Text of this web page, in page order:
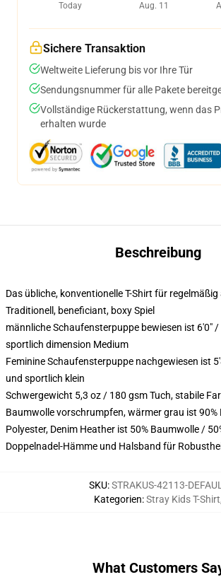
Today
Aug. 11
Sichere Transaktion
Weltweite Lieferung bis vor Ihre Tür
Sendungsnummer für alle Pakete
Vollständige Rückerstattung, wenn das
erhalten wurde
Beschreibung
Das übliche, konventionelle T-Shirt für
Traditionell, beneficiant, boxy Spiel
männliche Schaufensterpuppe bewiesen ist 6'0"
sportlich dimension Medium
Feminine Schaufensterpuppe nachgewiesen ist
und sportlich klein
Schwergewicht 5,3 oz / 180 gsm Tuch, stabile
Baumwolle vorschrumpfen, wärmer grau ist
Polyester, Denim Heather ist 50% Baumwolle /
Doppelnadel-Hämme und Halsband für
SKU:STRAKUS-42113-
Kategorien:Stray Kids T-Shirt
What Customers